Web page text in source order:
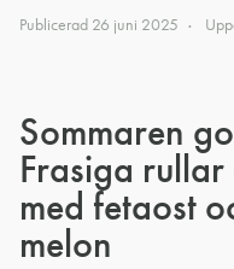
Publicerad 26 juni 2025
Sommaren
Frasiga
med fetaost
melon